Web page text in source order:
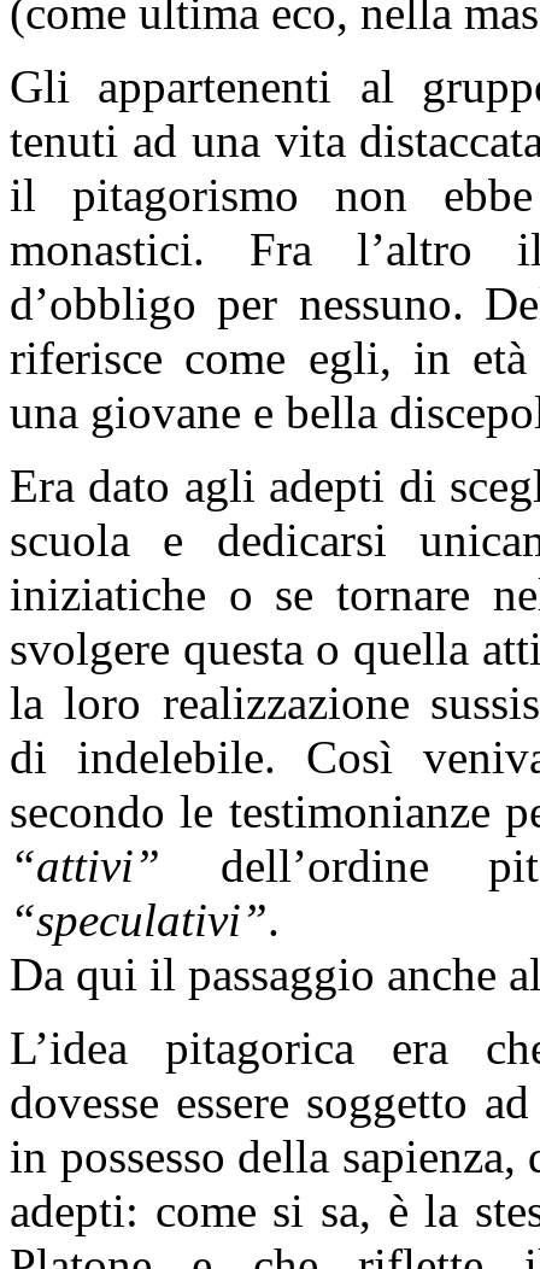
(come ultima eco, nella
Gli appartenenti al
tenuti ad una vita
il pitagorismo non
monastici. Fra l’altro
d’obbligo per nessuno.
riferisce come egli, in età
una giovane e bella
Era dato agli adepti di
scuola e dedicarsi
iniziatiche o se tornare
svolgere questa o quella
la loro realizzazione
di indelebile. Così
secondo le testimonianze
“attivi” dell’ordine
“speculativi”.
Da qui il passaggio anche
L’idea pitagorica era
dovesse essere soggetto
in possesso della
adepti: come si sa, è la